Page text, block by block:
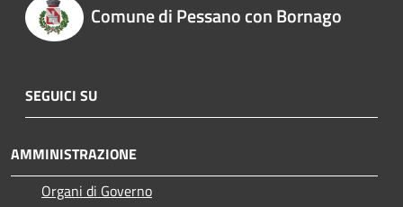
Comune di Pessano con Bornago
SEGUICI SU
AMMINISTRAZIONE
Organi di Governo